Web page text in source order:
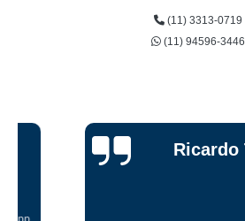
(11) 3313-0719
(11) 94596-3446
Ricardo Tadeu